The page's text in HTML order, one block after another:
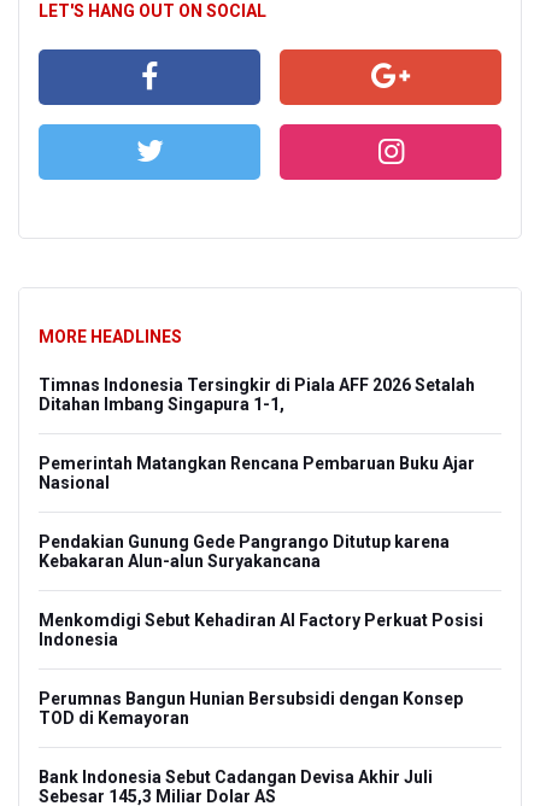
LET'S HANG OUT ON SOCIAL
MORE HEADLINES
Timnas Indonesia Tersingkir di Piala AFF 2026 Setalah
Ditahan Imbang Singapura 1-1,
Pemerintah Matangkan Rencana Pembaruan Buku Ajar
Nasional
Pendakian Gunung Gede Pangrango Ditutup karena
Kebakaran Alun-alun Suryakancana
Menkomdigi Sebut Kehadiran AI Factory Perkuat Posisi
Indonesia
Perumnas Bangun Hunian Bersubsidi dengan Konsep
TOD di Kemayoran
Bank Indonesia Sebut Cadangan Devisa Akhir Juli
Sebesar 145,3 Miliar Dolar AS